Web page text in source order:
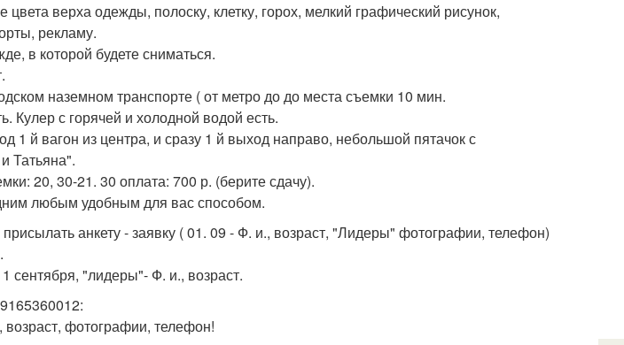
верха одежды, полоску, клетку, горох, мелкий графический рисунок,
рекламу.
в которой будете сниматься.
наземном транспорте ( от метро до до места съемки 10 мин.
Кулер с горячей и холодной водой есть.
1 й вагон из центра, и сразу 1 й выход направо, небольшой пятачок с
Татьяна".
20, 30-21. 30 оплата: 700 р. (берите сдачу).
любым удобным для вас способом.
анкету - заявку ( 01. 09 - Ф. и., возраст, "Лидеры" фотографии, телефон)
сентября, "лидеры"- Ф. и., возраст.
фотографии, телефон!